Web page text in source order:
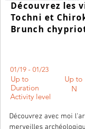
Découvrez les
Tochni et
Brunch
01/19 - 01/23
Up to
Up to
Duration
N
Activity level
Découvrez avec moi
merveilles